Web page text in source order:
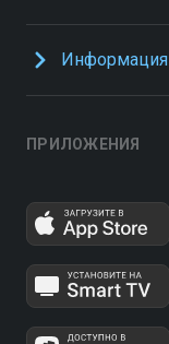
Информация
ПРИЛОЖЕНИЯ